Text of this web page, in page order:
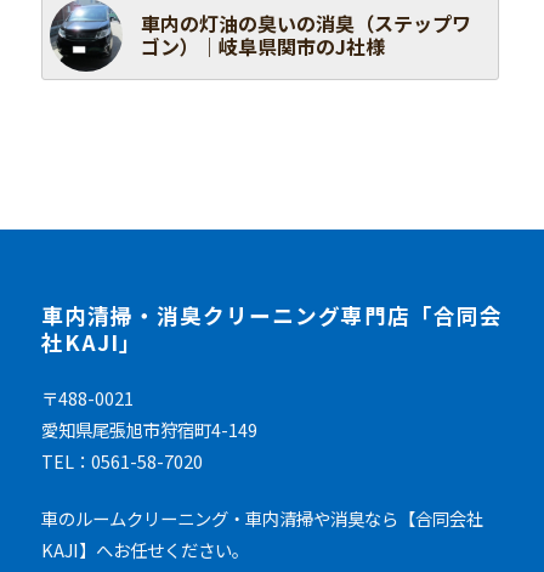
車内の灯油の臭いの消臭（ステップワ
ゴン）｜岐阜県関市のJ社様
車内清掃・消臭クリーニング専門店「合同会
社KAJI」
〒488-0021
愛知県尾張旭市狩宿町4-149
TEL：0561-58-7020
車のルームクリーニング・車内清掃や消臭なら【合同会社
KAJI】へお任せください。